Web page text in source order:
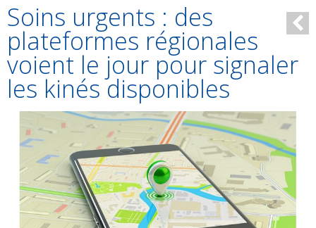
Soins urgents : des
plateformes régionales
voient le jour pour signaler
les kinés disponibles